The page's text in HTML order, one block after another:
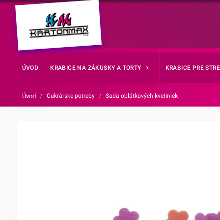
ÚVOD KRABICE NA ZÁKUSKY A TORTY KRABICE PRE
Úvod / Cukrárske potreby / Sada oblátkových kvetiniek